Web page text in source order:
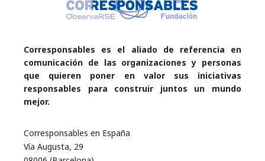
Corresponsables es el aliado de referencia en
comunicación de las organizaciones y personas
que quieren poner en valor sus iniciativas
responsables para construir juntos un mundo
mejor.
Corresponsables en España
Vía Augusta, 29